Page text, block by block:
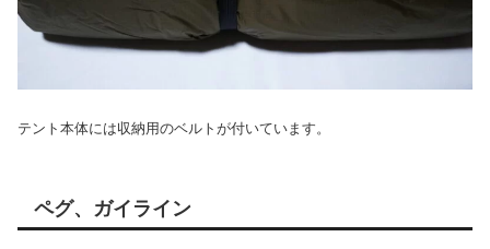
テント本体には収納用のベルトが付いています。
ペグ、ガイライン